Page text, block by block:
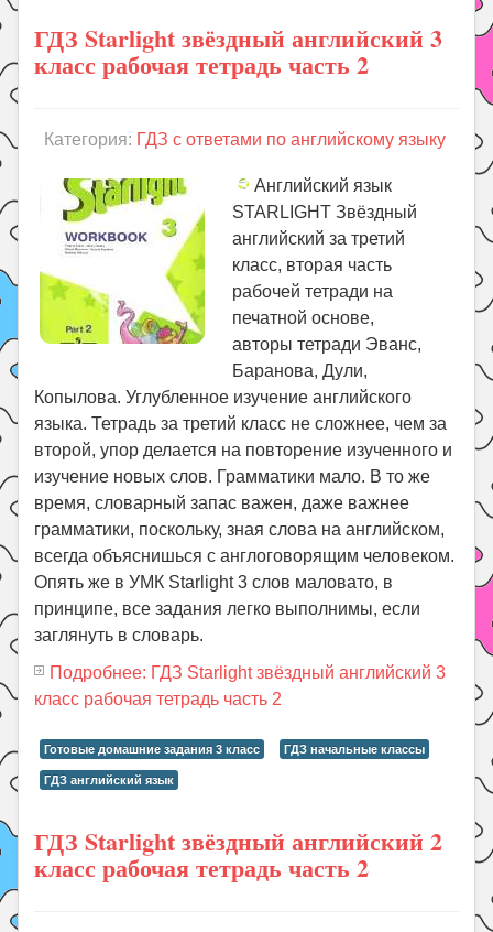
ГДЗ Starlight звёздный английский 3
класс рабочая тетрадь часть 2
Категория: ГДЗ с ответами по английскому языку
Английский язык
STARLIGHT Звёздный
английский за третий
класс, вторая часть
рабочей тетради на
печатной основе,
авторы тетради Эванс,
Баранова, Дули,
Копылова. Углубленное изучение английского
языка. Тетрадь за третий класс не сложнее, чем за
второй, упор делается на повторение изученного и
изучение новых слов. Грамматики мало. В то же
время, словарный запас важен, даже важнее
грамматики, поскольку, зная слова на английском,
всегда объяснишься с англоговорящим человеком.
Опять же в УМК Starlight 3 слов маловато, в
принципе, все задания легко выполнимы, если
заглянуть в словарь.
Подробнее: ГДЗ Starlight звёздный английский 3
класс рабочая тетрадь часть 2
Готовые домашние задания 3 класс ГДЗ начальные классы
ГДЗ английский язык
ГДЗ Starlight звёздный английский 2
класс рабочая тетрадь часть 2